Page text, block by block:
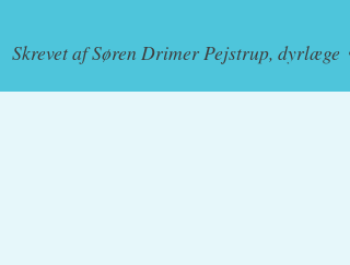
Skrevet afSøren Drimer Pejstrup, dyrlæge